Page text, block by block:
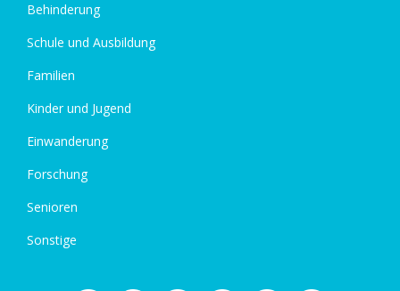
Behinderung
Schule und Ausbildung
Familien
Kinder und Jugend
Einwanderung
Forschung
Senioren
Sonstige